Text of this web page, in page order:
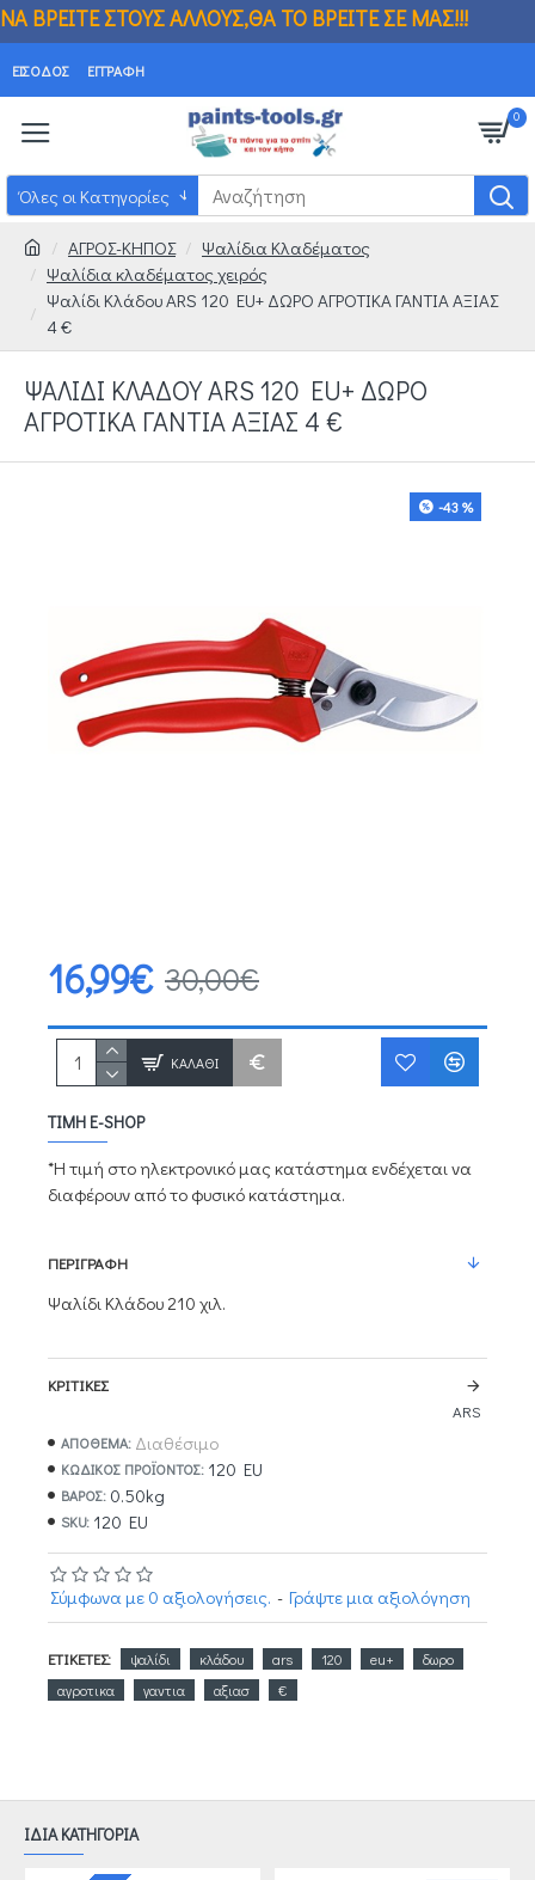
ΑΛΛΟΥΣ,ΘΑ ΤΟ ΒΡΕΙΤΕ ΣΕ ΜΑΣ!!!
ΕΊΣΟΔΟΣ ΕΓΓΡΑΦΉ
0
Όλες οι Κατηγορίες
ΑΓΡΟΣ-ΚΗΠΟΣ
Ψαλίδια Κλαδέματος
Ψαλίδια κλαδέματος χειρός
Ψαλίδι Κλάδου ARS 120 EU+ ΔΩΡΟ ΑΓΡΟΤΙΚΑ ΓΑΝΤΙΑ ΑΞΙΑΣ
4 €
ΨΑΛΊΔΙ ΚΛΆΔΟΥ ARS 120 EU+ ΔΩΡΟ
ΑΓΡΟΤΙΚΑ ΓΑΝΤΙΑ ΑΞΙΑΣ 4 €
-43 %
ΤΙΜΉ E-SHOP
*Η τιμή στο ηλεκτρονικό μας κατάστημα ενδέχεται να
διαφέρουν από το φυσικό κατάστημα.
ΠΕΡΙΓΡΑΦΉ
Ψαλίδι Κλάδου 210 χιλ.
ΚΡΙΤΙΚΈΣ
ΑΠΟΘΕΜΑ: Διαθέσιμο
ΚΩΔΙΚΌΣ ΠΡΟΪΌΝΤΟΣ: 120 EU
ΒΆΡΟΣ: 0.50kg
SKU: 120 EU
ARS
Σύμφωνα με 0 αξιολογήσεις. - Γράψτε μια αξιολόγηση
16,99€ 30,00€
ΚΑΛΆΘΙ
ΕΤΙΚΈΤΕΣ: ψαλίδι κλάδου ars 120 eu+
δωρο
αγροτικα
γαντια αξιασ €
ΙΔΙΑ ΚΑΤΗΓΟΡΙΑ